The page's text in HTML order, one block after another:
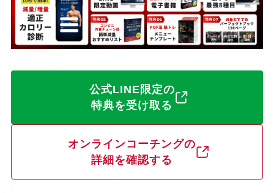
公式LINE限定の
特典を受け取る
オンラインコーチングの
詳細を確認する